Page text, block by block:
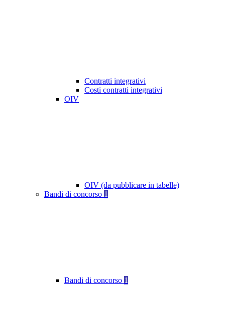
Contratti integrativi
Costi contratti integrativi
OIV
OIV (da pubblicare in tabelle)
Bandi di concorso 1
Bandi di concorso 1